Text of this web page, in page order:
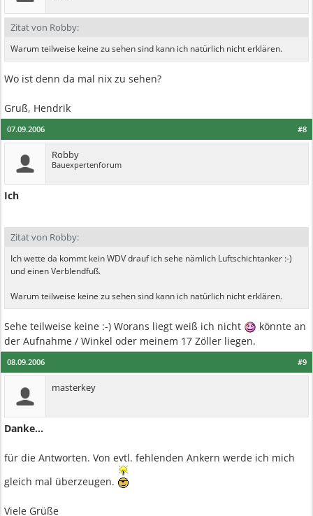
Zitat von Robby:
Warum teilweise keine zu sehen sind kann ich natürlich nicht erklären.
Wo ist denn da mal nix zu sehen?
Gruß, Hendrik
#8
07.09.2006
Robby
Bauexpertenforum
Ich
Zitat von Robby:
Ich wette da kommt kein WDV drauf ich sehe nämlich Luftschichtanker :-)
und einen Verblendfuß.
Warum teilweise keine zu sehen sind kann ich natürlich nicht erklären.
Sehe teilweise keine :-) Worans liegt weiß ich nicht
könnte an
der Aufnahme / Winkel oder meinem 17 Zöller liegen.
#9
08.09.2006
masterkey
Danke...
für die Antworten. Von evtl. fehlenden Ankern werde ich mich
gleich mal überzeugen.
Viele Grüße